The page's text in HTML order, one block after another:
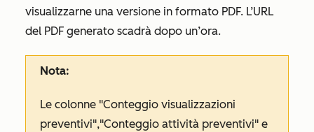
visualizzarne una versione in formato PDF. L’URL
del PDF generato scadrà dopo un’ora.
Nota:
Le colonne "Conteggio visualizzazioni
preventivi","Conteggio attività preventivi" e